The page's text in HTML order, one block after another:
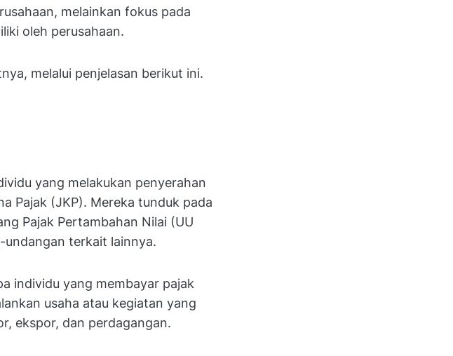
melainkan fokus pada
oleh perusahaan.
melalui penjelasan berikut ini.
yang melakukan penyerahan
Pajak (JKP). Mereka tunduk pada
Pajak Pertambahan Nilai (UU
undangan terkait lainnya.
individu yang membayar pajak
usaha atau kegiatan yang
ekspor, dan perdagangan.